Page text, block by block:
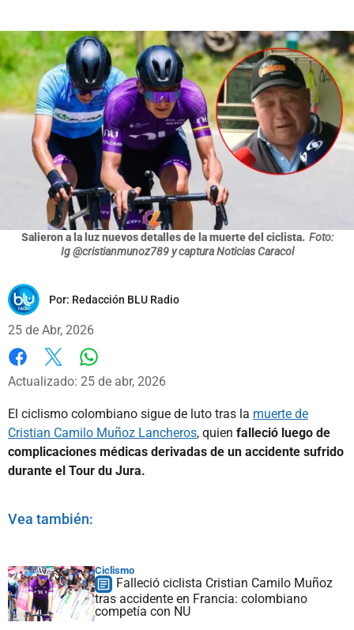
Salieron a la luz nuevos detalles de la muerte del ciclista. Foto:
Ig @cristianmunoz789 y captura Noticias Caracol
Por: Redacción BLU Radio
25 de Abr, 2026
Facebook
X
Actualizado: 25 de abr, 2026
El ciclismo colombiano sigue de luto tras la muerte de
Cristian Camilo Muñoz Lancheros, quien falleció luego de
complicaciones médicas derivadas de un accidente sufrido
durante el Tour du Jura.
Vea también:
Ciclismo
Falleció ciclista Cristian Camilo Muñoz
tras accidente en Francia: colombiano
competía con NU